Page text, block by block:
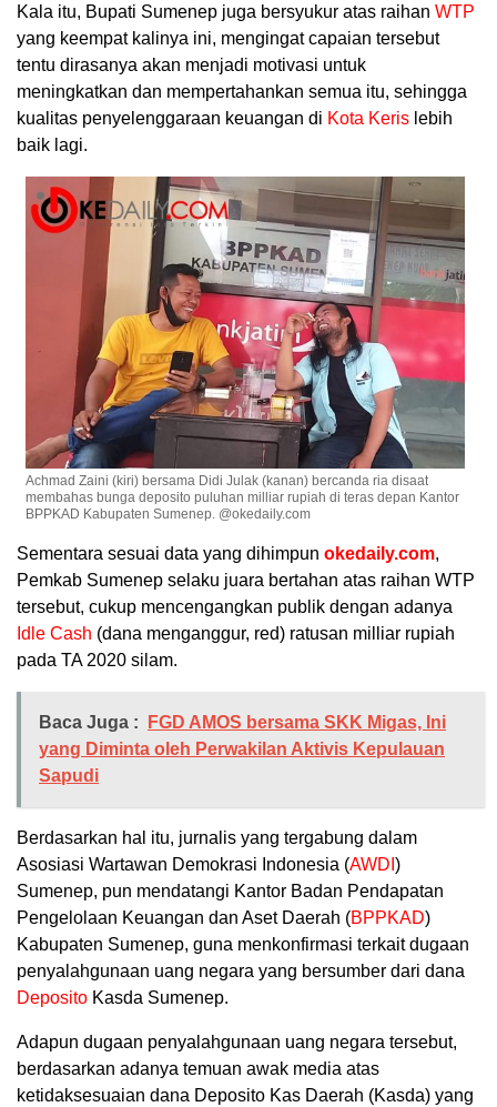
Kala itu, Bupati Sumenep juga bersyukur atas raihan WTP
yang keempat kalinya ini, mengingat capaian tersebut
tentu dirasanya akan menjadi motivasi untuk
meningkatkan dan mempertahankan semua itu, sehingga
kualitas penyelenggaraan keuangan di Kota Keris lebih
baik lagi.
Achmad Zaini (kiri) bersama Didi Julak (kanan) bercanda ria disaat
membahas bunga deposito puluhan milliar rupiah di teras depan Kantor
BPPKAD Kabupaten Sumenep. @okedaily.com
Sementara sesuai data yang dihimpun okedaily.com,
Pemkab Sumenep selaku juara bertahan atas raihan WTP
tersebut, cukup mencengangkan publik dengan adanya
Idle Cash (dana menganggur, red) ratusan milliar rupiah
pada TA 2020 silam.
Baca Juga :
FGD AMOS bersama SKK Migas, Ini
yang Diminta oleh Perwakilan Aktivis Kepulauan
Sapudi
Berdasarkan hal itu, jurnalis yang tergabung dalam
Asosiasi Wartawan Demokrasi Indonesia (AWDI )
Sumenep, pun mendatangi Kantor Badan Pendapatan
Pengelolaan Keuangan dan Aset Daerah (BPPKAD)
Kabupaten Sumenep, guna menkonfirmasi terkait dugaan
penyalahgunaan uang negara yang bersumber dari dana
Deposito Kasda Sumenep.
Adapun dugaan penyalahgunaan uang negara tersebut,
berdasarkan adanya temuan awak media atas
ketidaksesuaian dana Deposito Kas Daerah (Kasda) yang